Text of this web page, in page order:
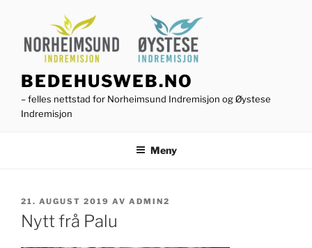
innhold
BEDEHUSWEB.NO
– felles nettstad for Norheimsund Indremisjon og Øystese
Indremisjon
Meny
PUBLISERT
21. AUGUST 2019 AV ADMIN2
Nytt frå Palu